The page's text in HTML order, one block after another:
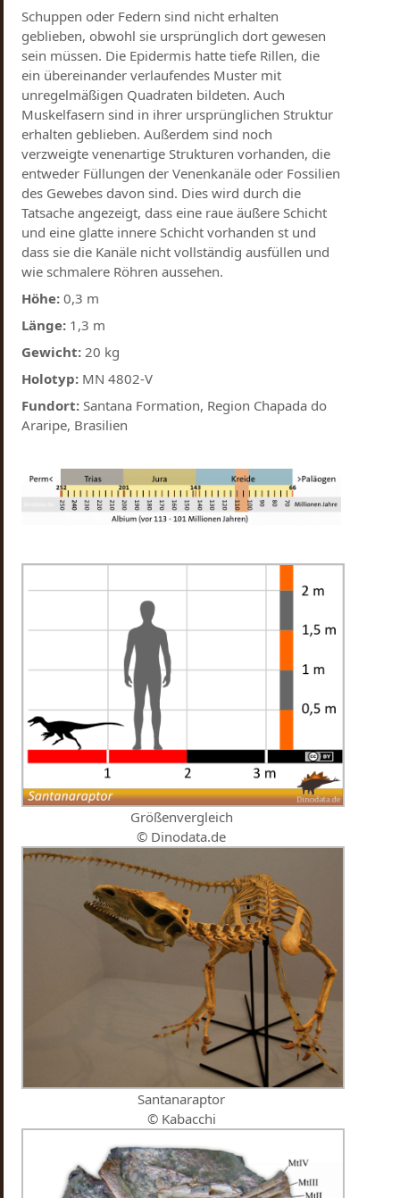
Schuppen oder Federn sind nicht erhalten
geblieben, obwohl sie ursprünglich dort gewesen
sein müssen. Die Epidermis hatte tiefe Rillen, die
ein übereinander verlaufendes Muster mit
unregelmäßigen Quadraten bildeten. Auch
Muskelfasern sind in ihrer ursprünglichen Struktur
erhalten geblieben. Außerdem sind noch
verzweigte venenartige Strukturen vorhanden, die
entweder Füllungen der Venenkanäle oder Fossilien
des Gewebes davon sind. Dies wird durch die
Tatsache angezeigt, dass eine raue äußere Schicht
und eine glatte innere Schicht vorhanden st und
dass sie die Kanäle nicht vollständig ausfüllen und
wie schmalere Röhren aussehen.
Höhe: 0,3 m
Länge: 1,3 m
Gewicht:20 kg
Holotyp: MN 4802-V
Fundort: Santana Formation, Region Chapada do
Araripe, Brasilien
Größenvergleich
© Dinodata.de
Santanaraptor
© Kabacchi